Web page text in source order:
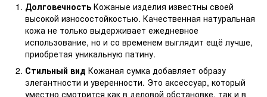
Долговечность Кожаные изделия известны своей
высокой износостойкостью. Качественная натуральная
кожа не только выдерживает ежедневное
использование, но и со временем выглядит ещё лучше,
приобретая уникальную патину.
Стильный вид Кожаная сумка добавляет образу
элегантности и уверенности. Это аксессуар, который
уместно смотрится как в деловой обстановке, так и в